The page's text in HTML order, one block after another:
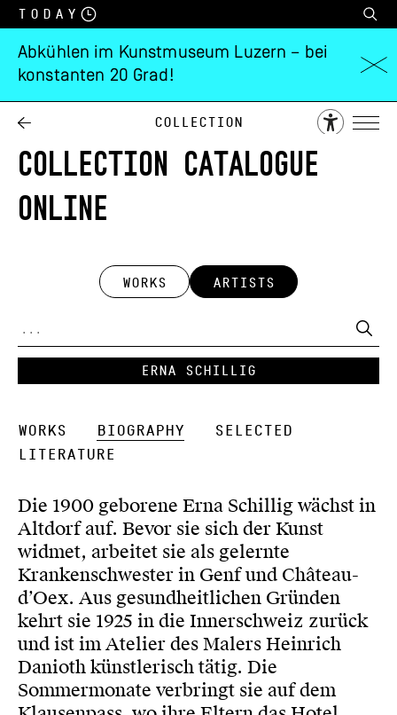
Today
Abkühlen im Kunstmuseum Luzern – bei
konstanten 20 Grad!
Collection
COLLECTION CATALOGUE
ONLINE
WORKS ARTISTS
Erna Schillig
Works Biography
Selected
Literature
Die 1900 geborene Erna Schillig wächst in
Altdorf auf. Bevor sie sich der Kunst
widmet, arbeitet sie als gelernte
Krankenschwester in Genf und Château-
d’Oex. Aus gesundheitlichen Gründen
kehrt sie 1925 in die Innerschweiz zurück
und ist im Atelier des Malers Heinrich
Danioth künstlerisch tätig. Die
Sommermonate verbringt sie auf dem